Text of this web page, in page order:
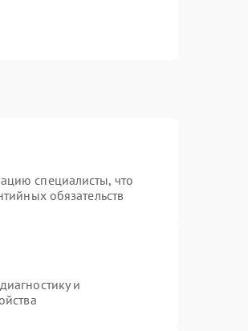
специалисты, что
обязательств
и